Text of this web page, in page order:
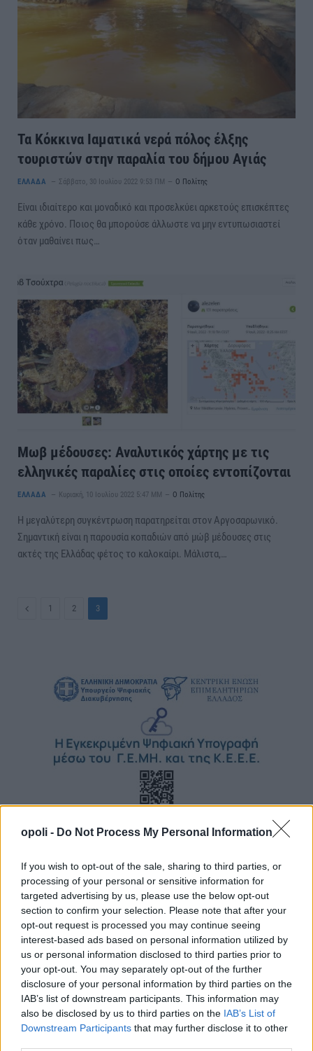
opoli - Do Not Process My Personal Information
If you wish to opt-out of the sale, sharing to third parties, or
processing of your personal or sensitive information for
targeted advertising by us, please use the below opt-out
section to confirm your selection. Please note that after your
opt-out request is processed you may continue seeing
interest-based ads based on personal information utilized by
us or personal information disclosed to third parties prior to
your opt-out. You may separately opt-out of the further
disclosure of your personal information by third parties on the
IAB’s list of downstream participants. This information may
also be disclosed by us to third parties on the IAB’s List of
Downstream Participants that may further disclose it to other
Τα Κόκκινα Ιαματικά νερά πόλος έλξης
τουριστών στην παραλία του δήμου Αγιάς
ΕΛΛΑΔΑ Σάββατο, 30 Ιουλίου 2022 9:53 ΠΜ Ο Πολίτης
Είναι ιδιαίτερο και μοναδικό και προσελκύει αρκετούς επισκέπτες
κάθε χρόνο. Ποιος θα μπορούσε άλλωστε να μην εντυπωσιαστεί
όταν μαθαίνει πως…
Μωβ μέδουσες: Αναλυτικός χάρτης με τις
ελληνικές παραλίες στις οποίες εντοπίζονται
ΕΛΛΑΔΑ Κυριακή, 10 Ιουλίου 2022 5:47 ΜΜ Ο Πολίτης
Η μεγαλύτερη συγκέντρωση παρατηρείται στον Αργοσαρωνικό.
Σημαντική είναι η παρουσία κοπαδιών από μώβ μέδουσες στις
ακτές της Ελλάδας φέτος το καλοκαίρι. Μάλιστα,…
Previous
1 2 3